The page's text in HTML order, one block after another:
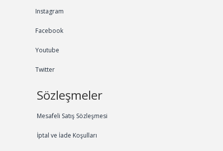
Instagram
Facebook
Youtube
Twitter
Sözleşmeler
Mesafeli Satış Sözleşmesi
İptal ve İade Koşulları